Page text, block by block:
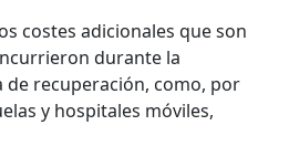
costes adicionales que son
durante la
de recuperación, como, por
y hospitales móviles,